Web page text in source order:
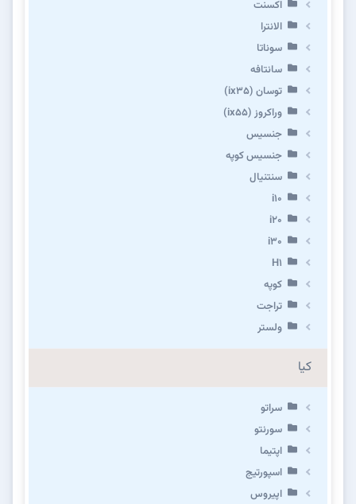
اکسنت
الانترا
سوناتا
سانتافه
توسان (ix35)
وراکروز (ix55)
جنسیس
جنسیس کوپه
سنتنیال
i10
i20
i30
H1
کوپه
تراجت
ولستر
کیا
سراتو
سورنتو
اپتیما
اسپورتیج
اپیروس